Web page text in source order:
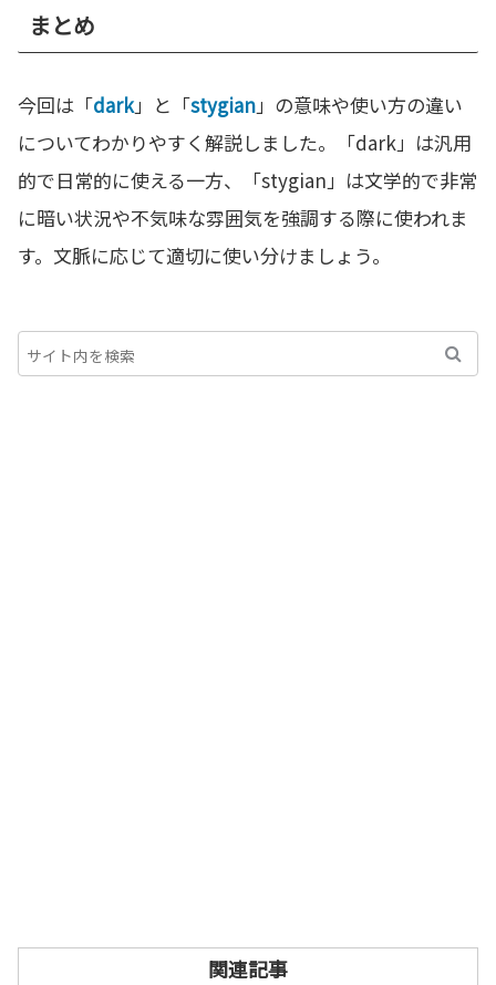
まとめ
今回は「dark」と「stygian」の意味や使い方の違い
についてわかりやすく解説しました。「dark」は汎用
的で日常的に使える一方、「stygian」は文学的で非常
に暗い状況や不気味な雰囲気を強調する際に使われま
す。文脈に応じて適切に使い分けましょう。
関連記事